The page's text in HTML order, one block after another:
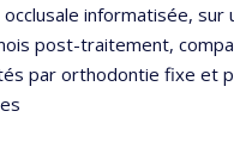
occlusale informatisée, sur
post-traitement,
par orthodontie fixe et